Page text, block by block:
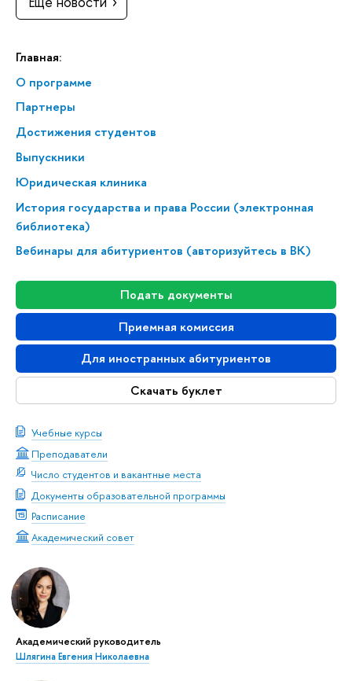
Главная:
О программе
Партнеры
Достижения студентов
Выпускники
Юридическая клиника
История государства и права России (электронная
библиотека)
Вебинары для абитуриентов (авторизуйтесь в ВК)
Подать документы
Приемная комиссия
Для иностранных абитуриентов
Скачать буклет
Учебные курсы
Преподаватели
Число студентов и вакантные места
Документы образовательной программы
Расписание
Академический совет
Академический руководитель
Шлягина Евгения Николаевна